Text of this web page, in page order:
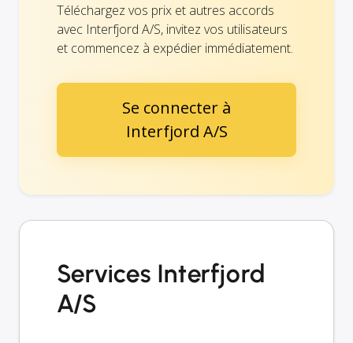
Téléchargez vos prix et autres accords
avec Interfjord A/S, invitez vos utilisateurs
et commencez à expédier immédiatement.
Se connecter à
Interfjord A/S
Services Interfjord
A/S